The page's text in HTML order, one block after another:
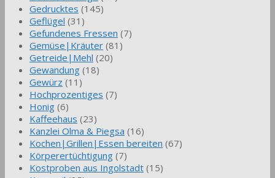
Gedrucktes (145)
Geflügel (31)
Gefundenes Fressen (7)
Gemüse|Kräuter (81)
Getreide|Mehl (20)
Gewandung (18)
Gewürz (11)
Hochprozentiges (7)
Honig (6)
Kaffeehaus (23)
Kanzlei Olma & Piegsa (16)
Kochen|Grillen|Essen bereiten (67)
Körperertüchtigung (7)
Kostproben aus Ingolstadt (15)